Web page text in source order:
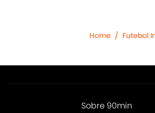
Home / Futebol
Sobre 90min